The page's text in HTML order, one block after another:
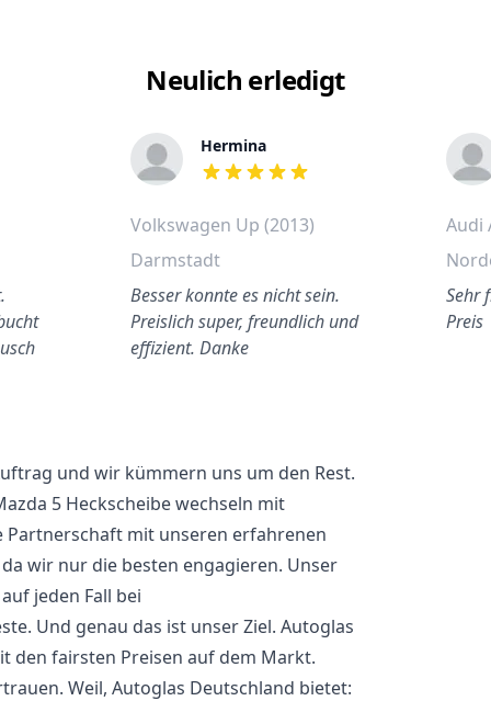
Neulich erledigt
Hermina
out of 5 stars
Volkswagen Up (2013)
Darmstadt
Besser konnte es nicht sein.
Preislich super, freundlich und
effizient. Danke
Audi
Sehr
Preis
und wir kümmern uns um den Rest.
5 Heckscheibe wechseln mit
Partnerschaft mit unseren erfahrenen
wir nur die besten engagieren. Unser
jeden Fall bei
Und genau das ist unser Ziel. Autoglas
den fairsten Preisen auf dem Markt.
Weil, Autoglas Deutschland bietet: